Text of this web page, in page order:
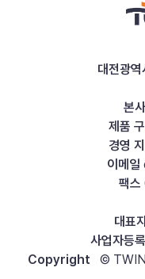
대전광
본사
제품
경영
이메일
팩스
대표
사업자등
Copyright ©